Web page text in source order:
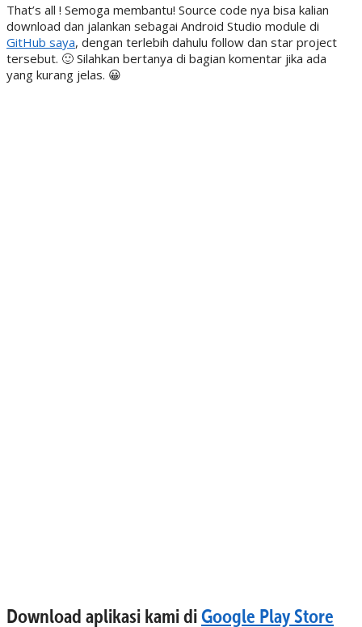
That’s all ! Semoga membantu! Source code nya bisa kalian
download dan jalankan sebagai Android Studio module di
GitHub saya, dengan terlebih dahulu follow dan star project
tersebut. 🙂 Silahkan bertanya di bagian komentar jika ada
yang kurang jelas. 😀
Download aplikasi kami diGoogle Play Store